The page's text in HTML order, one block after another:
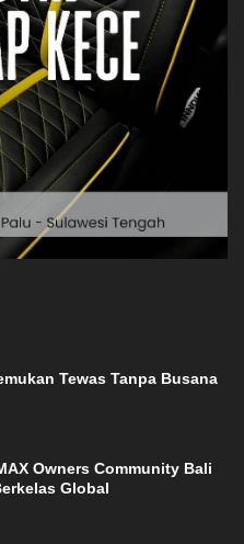
Tewas Tanpa Busana
Owners Community Bali
Global